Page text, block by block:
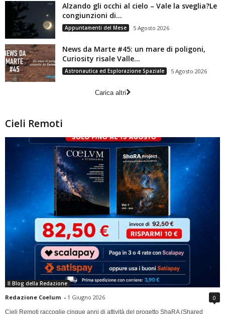
Alzando gli occhi al cielo – Vale la sveglia?Le
congiunzioni di...
Appuntamenti del Mese 5 Agosto 2026
News da Marte #45: un mare di poligoni,
Curiosity risale Valle...
Astronautica ed Esplorazione Spaziale 5 Agosto 2026
Carica altri
Cieli Remoti
Il Blog della Redazione
Redazione Coelum - 1 Giugno 2026 0
Cieli Remoti raccoglie cinque anni di attività del progetto ShaRA (Shared